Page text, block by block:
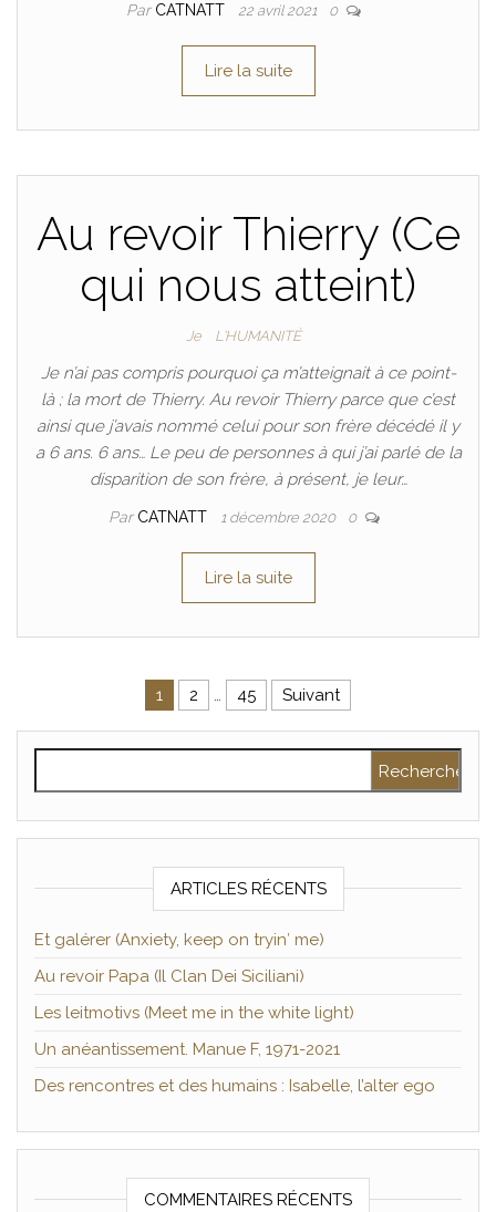
Par CATNATT 22 avril 2021 0
Lire la suite
Au revoir Thierry (Ce
qui nous atteint)
Je L'HUMANITÉ
Je n’ai pas compris pourquoi ça m’atteignait à ce point-
là ; la mort de Thierry. Au revoir Thierry parce que c’est
ainsi que j’avais nommé celui pour son frère décédé il y
a 6 ans. 6 ans… Le peu de personnes à qui j’ai parlé de la
disparition de son frère, à présent, je leur…
Par CATNATT 1 décembre 2020 0
Lire la suite
Pagination des publications
1 2 … 45 Suivant
ARTICLES RÉCENTS
Et galérer (Anxiety, keep on tryin′ me)
Au revoir Papa (Il Clan Dei Siciliani)
Les leitmotivs (Meet me in the white light)
Un anéantissement. Manue F, 1971-2021
Des rencontres et des humains : Isabelle, l’alter ego
COMMENTAIRES RÉCENTS